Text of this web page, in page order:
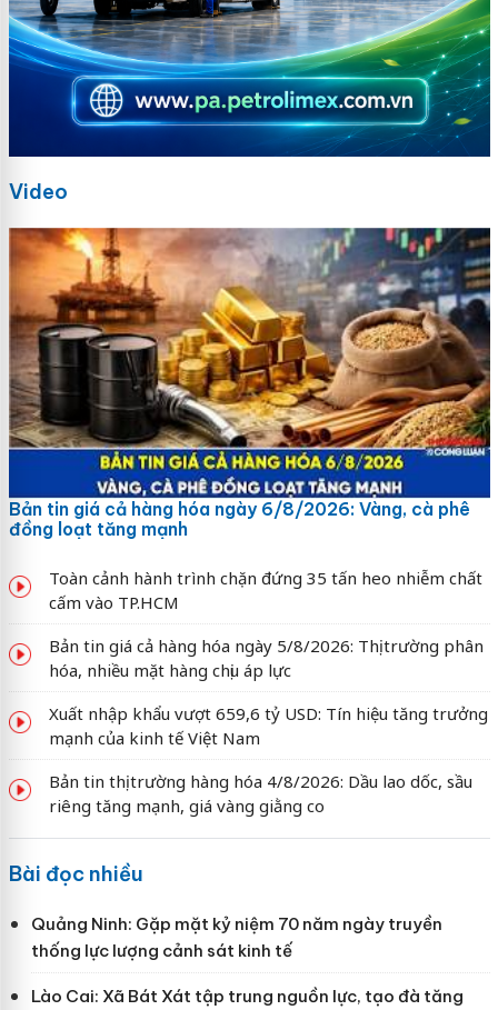
Video
Bản tin giá cả hàng hóa ngày 6/8/2026: Vàng, cà phê
đồng loạt tăng mạnh
Toàn cảnh hành trình chặn đứng 35 tấn heo nhiễm chất
cấm vào TP.HCM
Bản tin giá cả hàng hóa ngày 5/8/2026: Thị trường phân
hóa, nhiều mặt hàng chịu áp lực
Xuất nhập khẩu vượt 659,6 tỷ USD: Tín hiệu tăng trưởng
mạnh của kinh tế Việt Nam
Bản tin thị trường hàng hóa 4/8/2026: Dầu lao dốc, sầu
riêng tăng mạnh, giá vàng giằng co
Bài đọc nhiều
Quảng Ninh: Gặp mặt kỷ niệm 70 năm ngày truyền
thống lực lượng cảnh sát kinh tế
Lào Cai: Xã Bát Xát tập trung nguồn lực, tạo đà tăng